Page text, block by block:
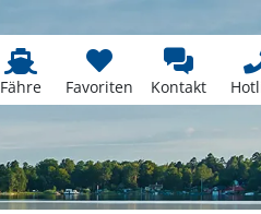
Fähre Favoriten Kontakt